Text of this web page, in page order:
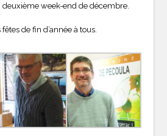
deuxième week-end de décembre.
de fin d’année à tous.